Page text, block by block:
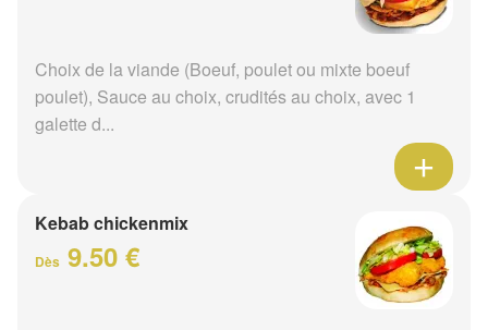
Choix de la viande (Boeuf, poulet ou mixte boeuf
poulet), Sauce au choix, crudités au choix, avec 1
galette d...
Kebab chickenmix
Dès 9.50 €